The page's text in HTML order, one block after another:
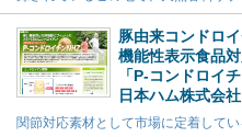
豚由来コンドロ
機能性表示食品
「P-コンドロイ
日本ハム株式会社
関節対応素材として市場に定着して